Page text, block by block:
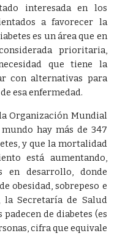
interesada en los
a favorecer la
es un área que en
prioritaria,
que tiene la
con alternativas para
esa enfermedad.
Organización Mundial
hay más de 347
y que la mortalidad
está aumentando,
en desarrollo, donde
obesidad, sobrepeso e
la Secretaría de Salud
de diabetes (es
cifra que equivale